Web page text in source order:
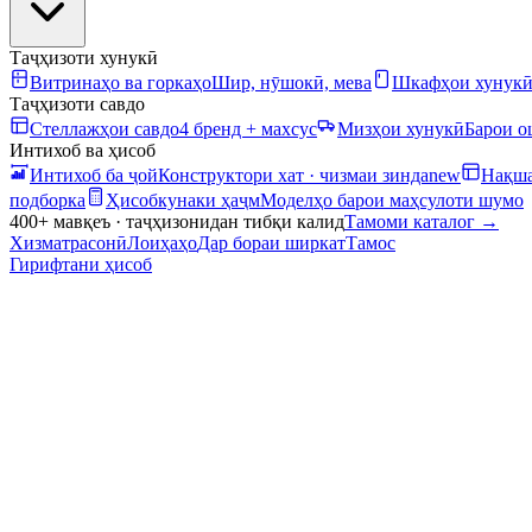
Таҷҳизоти хунукӣ
Витринаҳо ва горкаҳоШир, нӯшокӣ, мева Шкафҳои хунукӣ
Таҷҳизоти савдо
Стеллажҳои савдо4 бренд + махсус Мизҳои хунукӣБарои
Интихоб ва ҳисоб
Интихоб ба ҷойКонструктори хат · чизмаи зиндаnew
подборка
Ҳисобкунаки ҳаҷмМоделҳо барои маҳсулоти шумо
400+ мавқеъ · таҷҳизонидан тибқи калидТамоми каталог →
ХизматрасонӣЛоиҳаҳоДар бораи ширкатТамос
Гирифтани ҳисоб